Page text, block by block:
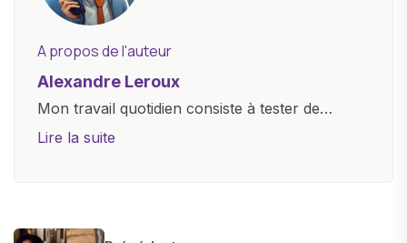
A propos de l'auteur
Alexandre Leroux
Mon travail quotidien consiste à tester de
nouveaux appareils, à rédiger des critiques
informations précises et pertinentes pour aider
Lire la suite